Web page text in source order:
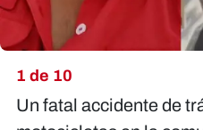
1 de 10
Un fatal accidente de